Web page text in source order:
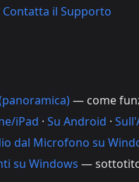
Contatta il Supporto
— come
iPad · Su Android ·
dal Microfono su
su Windows —